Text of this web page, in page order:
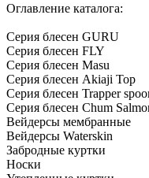
Оглавление каталога:
Серия блесен GURU
Серия блесен FLY
Серия блесен Masu
Серия блесен Akiaji Top
Серия блесен Trapper
Серия блесен Chum
Вейдерсы мембранные
Вейдерсы Waterskin
Забродные куртки
Носки